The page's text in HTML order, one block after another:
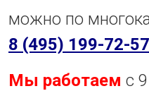
можно по
8 (495) 199-72-57
Мы работаем с